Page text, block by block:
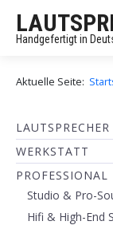
Handgefertigt in
Aktuelle Seite:
WERKSTATT
PROFESSIONAL
Studio & Pro-
Hifi & High-End